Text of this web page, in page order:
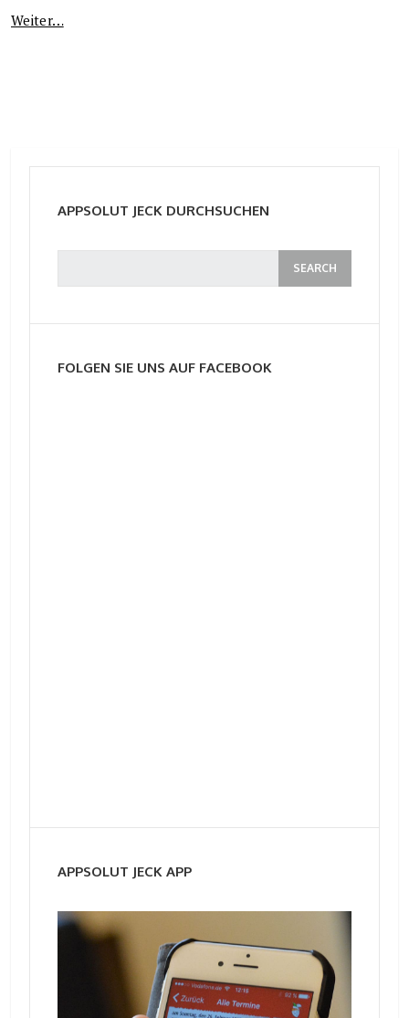
Weiter…
APPSOLUT JECK DURCHSUCHEN
FOLGEN SIE UNS AUF FACEBOOK
APPSOLUT JECK APP